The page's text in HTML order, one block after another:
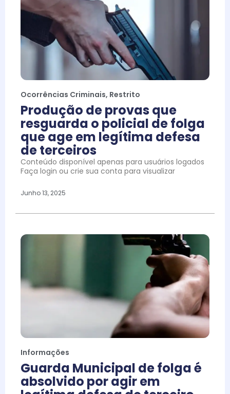
Ocorrências Criminais, Restrito
Produção de provas que
resguarda o policial de folga
que age em legítima defesa
de terceiros
Conteúdo disponível apenas para usuários logados
Faça login ou crie sua conta para visualizar
Junho 13, 2025
Informações
Guarda Municipal de folga é
absolvido por agir em